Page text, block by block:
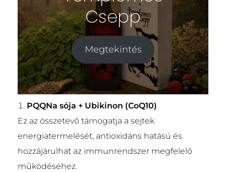
Csepp
Megtekintés
PQQNa sója + Ubikinon (CoQ10)
Ez az összetevő támogatja a sejtek
energiatermelését, antioxidáns hatású és
hozzájárulhat az immunrendszer megfelelő
működéséhez.